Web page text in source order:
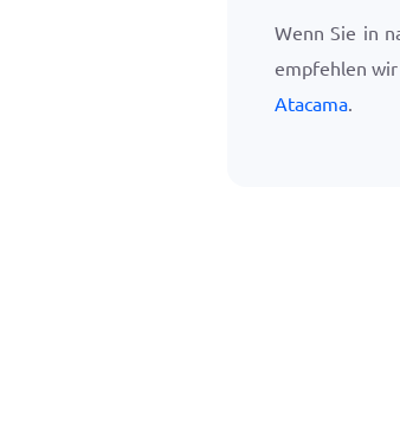
Wenn Sie in
empfehlen
Atacama.